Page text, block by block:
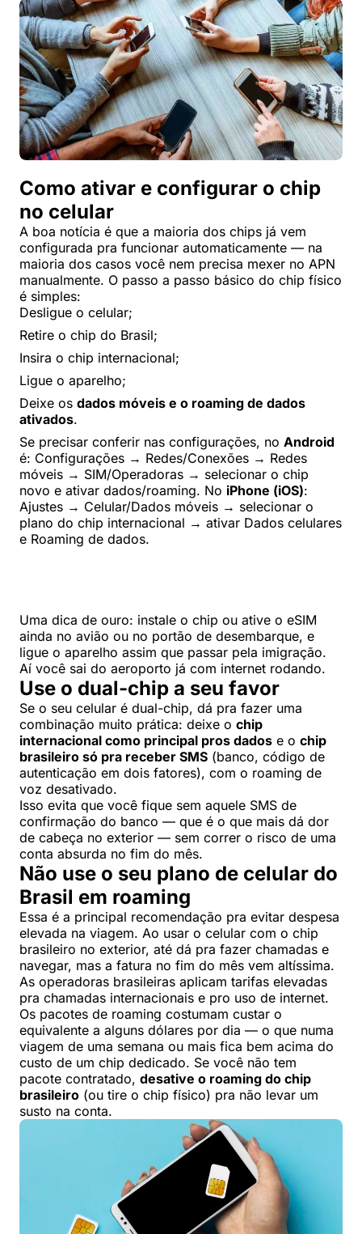
Como ativar e configurar o chip
no celular
A boa notícia é que a maioria dos chips já vem
configurada pra funcionar automaticamente — na
maioria dos casos você nem precisa mexer no APN
manualmente. O passo a passo básico do chip físico
é simples:
Desligue o celular;
Retire o chip do Brasil;
Insira o chip internacional;
Ligue o aparelho;
Deixe os dados móveis e o roaming de dados
ativados.
Se precisar conferir nas configurações, no Android
é: Configurações → Redes/Conexões → Redes
móveis → SIM/Operadoras → selecionar o chip
novo e ativar dados/roaming. No iPhone (iOS):
Ajustes → Celular/Dados móveis → selecionar o
plano do chip internacional → ativar Dados celulares
e Roaming de dados.
Uma dica de ouro: instale o chip ou ative o eSIM
ainda no avião ou no portão de desembarque, e
ligue o aparelho assim que passar pela imigração.
Aí você sai do aeroporto já com internet rodando.
Use o dual-chip a seu favor
Se o seu celular é dual-chip, dá pra fazer uma
combinação muito prática: deixe o chip
internacional como principal pros dados e o chip
brasileiro só pra receber SMS (banco, código de
autenticação em dois fatores), com o roaming de
voz desativado.
Isso evita que você fique sem aquele SMS de
confirmação do banco — que é o que mais dá dor
de cabeça no exterior — sem correr o risco de uma
conta absurda no fim do mês.
Não use o seu plano de celular do
Brasil em roaming
Essa é a principal recomendação pra evitar despesa
elevada na viagem. Ao usar o celular com o chip
brasileiro no exterior, até dá pra fazer chamadas e
navegar, mas a fatura no fim do mês vem altíssima.
As operadoras brasileiras aplicam tarifas elevadas
pra chamadas internacionais e pro uso de internet.
Os pacotes de roaming costumam custar o
equivalente a alguns dólares por dia — o que numa
viagem de uma semana ou mais fica bem acima do
custo de um chip dedicado. Se você não tem
pacote contratado, desative o roaming do chip
brasileiro (ou tire o chip físico) pra não levar um
susto na conta.